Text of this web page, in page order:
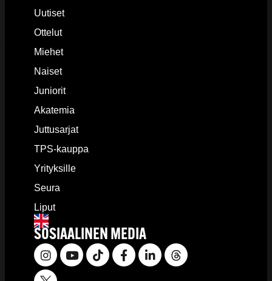
Uutiset
Ottelut
Miehet
Naiset
Juniorit
Akatemia
Juttusarjat
TPS-kauppa
Yrityksille
Seura
Liput
SOSIAALINEN MEDIA